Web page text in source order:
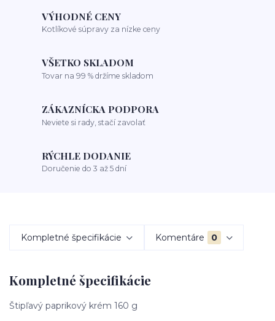
VÝHODNÉ CENY
Kotlíkové súpravy za nízke ceny
VŠETKO SKLADOM
Tovar na 99 % držíme skladom
ZÁKAZNÍCKA PODPORA
Neviete si rady, stačí zavolať
RÝCHLE DODANIE
Doručenie do 3 až 5 dní
Kompletné špecifikácie Komentáre 0
Kompletné špecifikácie
Štipľavý paprikový krém 160 g